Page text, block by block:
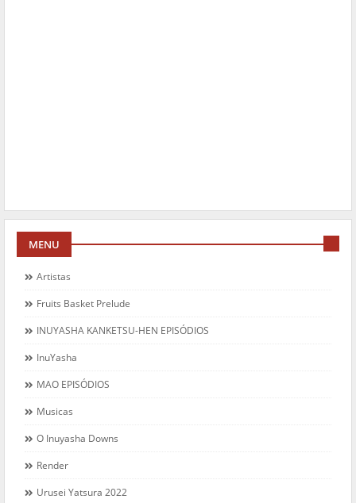
MENU
Artistas
Fruits Basket Prelude
INUYASHA KANKETSU-HEN EPISÓDIOS
InuYasha
MAO EPISÓDIOS
Musicas
O Inuyasha Downs
Render
Urusei Yatsura 2022